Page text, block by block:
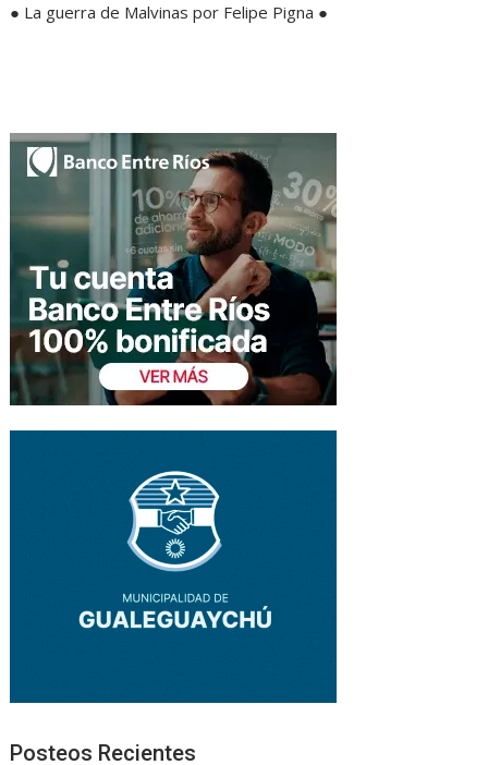
● La guerra de Malvinas por Felipe Pigna ●
Posteos Recientes